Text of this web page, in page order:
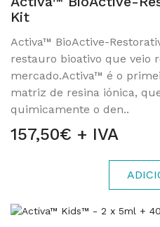
Kit
Activa™ BioActive-
restauro bioativo que veio
mercado.Activa™ é o
matriz de resina iónica,
quimicamente o den..
157,50€ + IVA